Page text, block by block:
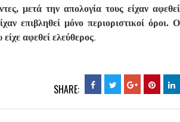
μετά την απολογία τους είχαν αφεθεί
επιβληθεί μόνο περιοριστικοί όροι. Ο
αφεθεί ελεύθερος.
SHARE: